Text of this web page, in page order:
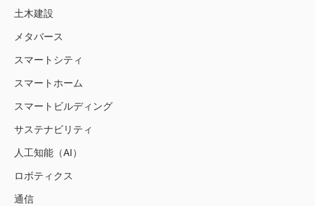
土木建設
メタバース
スマートシティ
スマートホーム
スマートビルディング
サステナビリティ
人工知能（AI）
ロボティクス
通信